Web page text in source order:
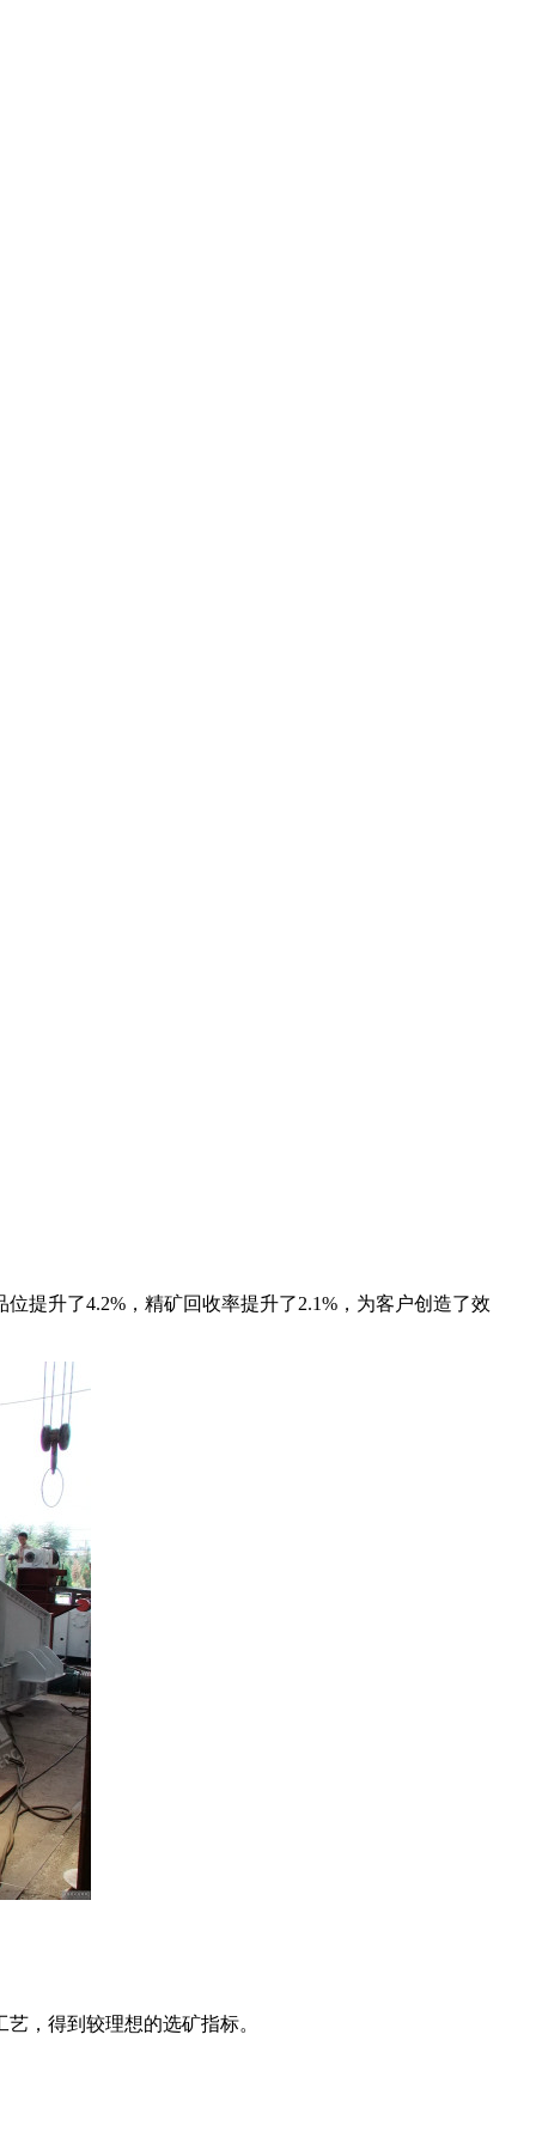
提升了4.2%，精矿回收率提升了2.1%，为客户创造了效
，得到较理想的选矿指标。